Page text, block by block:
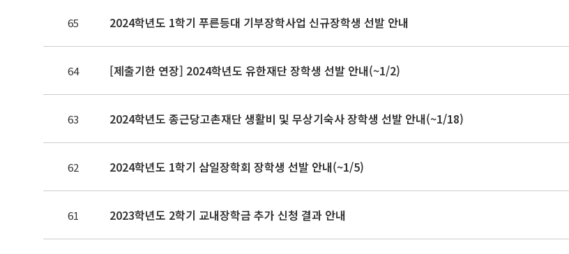
65 2024학년도 1학기 푸른등대 기부장학사업 신규장학생 선발 안내
64 [제출기한 연장] 2024학년도 유한재단 장학생 선발 안내(~1/2)
63 2024학년도 종근당고촌재단 생활비 및 무상기숙사 장학생 선발 안내(~1/18)
62 2024학년도 1학기 삼일장학회 장학생 선발 안내(~1/5)
61 2023학년도 2학기 교내장학금 추가 신청 결과 안내